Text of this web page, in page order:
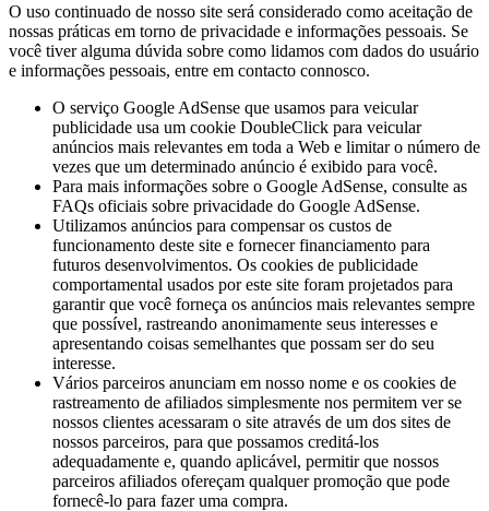
O uso continuado de nosso site será considerado como aceitação de
nossas práticas em torno de privacidade e informações pessoais. Se
você tiver alguma dúvida sobre como lidamos com dados do usuário
e informações pessoais, entre em contacto connosco.
O serviço Google AdSense que usamos para veicular
publicidade usa um cookie DoubleClick para veicular
anúncios mais relevantes em toda a Web e limitar o número de
vezes que um determinado anúncio é exibido para você.
Para mais informações sobre o Google AdSense, consulte as
FAQs oficiais sobre privacidade do Google AdSense.
Utilizamos anúncios para compensar os custos de
funcionamento deste site e fornecer financiamento para
futuros desenvolvimentos. Os cookies de publicidade
comportamental usados ​​por este site foram projetados para
garantir que você forneça os anúncios mais relevantes sempre
que possível, rastreando anonimamente seus interesses e
apresentando coisas semelhantes que possam ser do seu
interesse.
Vários parceiros anunciam em nosso nome e os cookies de
rastreamento de afiliados simplesmente nos permitem ver se
nossos clientes acessaram o site através de um dos sites de
nossos parceiros, para que possamos creditá-los
adequadamente e, quando aplicável, permitir que nossos
parceiros afiliados ofereçam qualquer promoção que pode
fornecê-lo para fazer uma compra.